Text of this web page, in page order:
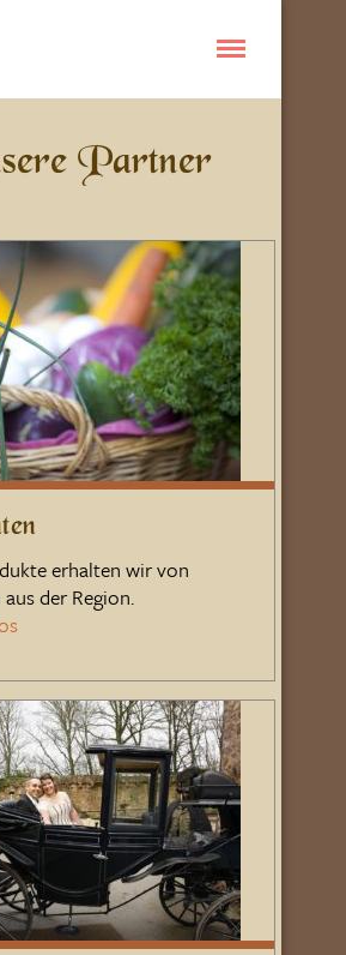
Partner
erhalten wir von
der Region.